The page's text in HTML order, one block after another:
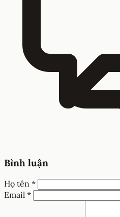
Bình luận
Họ tên *
Email *